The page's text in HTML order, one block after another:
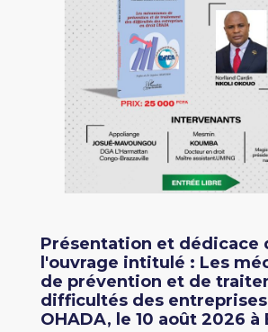
Présentation et dédicace
l'ouvrage intitulé : Les
de prévention et de
difficultés des
OHADA, le 10 août 2026 à